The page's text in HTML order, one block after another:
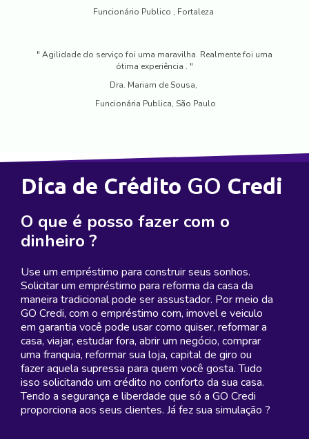
Funcionário Publico , Fortaleza
" Agilidade do serviço foi uma maravilha. Realmente foi uma
ótima experiência . "
Dra. Mariam de Sousa,
Funcionária Publica, São Paulo
Dica de Crédito GO Credi
O que é posso fazer com o
dinheiro ?
Use um empréstimo para construir seus sonhos.
Solicitar um empréstimo para reforma da casa da
maneira tradicional pode ser assustador. Por meio da
GO Credi, com o empréstimo com, imovel e veiculo
em garantia você pode usar como quiser, reformar a
casa, viajar, estudar fora, abrir um negócio, comprar
uma franquia, reformar sua loja, capital de giro ou
fazer aquela supressa para quem você gosta. Tudo
isso solicitando um crédito no conforto da sua casa.
Tendo a segurança e liberdade que só a GO Credi
proporciona aos seus clientes. Já fez sua simulação ?